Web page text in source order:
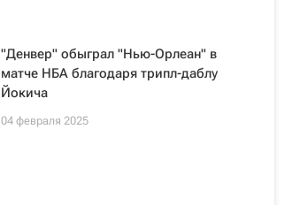
"Денвер" обыграл "Нью-Орлеан" в
матче НБА благодаря трипл-даблу
Йокича
04 февраля 2025